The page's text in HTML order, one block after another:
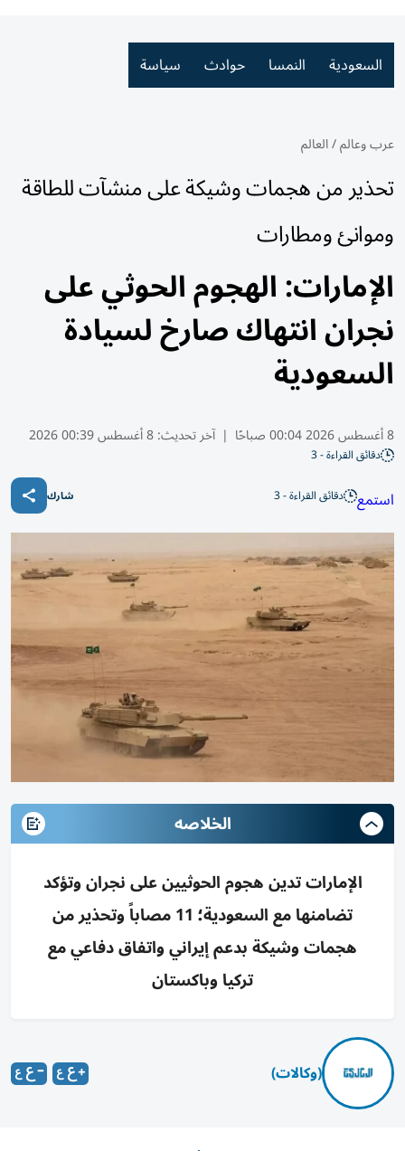
السعودية النمسا حوادث سياسة
عرب وعالم/العالم
تحذير من هجمات وشيكة على منشآت للطاقة
وموانئ ومطارات
الإمارات: الهجوم الحوثي على
نجران انتهاك صارخ لسيادة
السعودية
8 أغسطس 2026 00:04 صباحًا | آخر تحديث:8 أغسطس 00:39 2026
دقائق القراءة - 3
استمع دقائق القراءة - 3 شارك
الخلاصه
الإمارات تدين هجوم الحوثيين على نجران وتؤكد
تضامنها مع السعودية؛ 11 مصاباً وتحذير من
هجمات وشيكة بدعم إيراني واتفاق دفاعي مع
تركيا وباكستان
(وكالات)